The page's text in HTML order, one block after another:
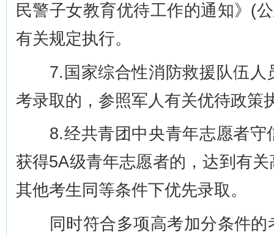
民警子女教育优待工作的通知》(
有关规定执行。
7.国家综合性消防救援队伍人
考录取的，参照军人有关优待政策
8.经共青团中央青年志愿者守
获得5A级青年志愿者的，达到有
其他考生同等条件下优先录取。
同时符合多项高考加分条件的